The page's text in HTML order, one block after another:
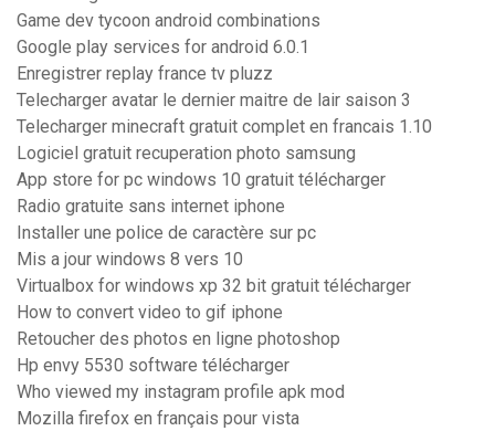
Game dev tycoon android combinations
Google play services for android 6.0.1
Enregistrer replay france tv pluzz
Telecharger avatar le dernier maitre de lair saison 3
Telecharger minecraft gratuit complet en francais 1.10
Logiciel gratuit recuperation photo samsung
App store for pc windows 10 gratuit télécharger
Radio gratuite sans internet iphone
Installer une police de caractère sur pc
Mis a jour windows 8 vers 10
Virtualbox for windows xp 32 bit gratuit télécharger
How to convert video to gif iphone
Retoucher des photos en ligne photoshop
Hp envy 5530 software télécharger
Who viewed my instagram profile apk mod
Mozilla firefox en français pour vista